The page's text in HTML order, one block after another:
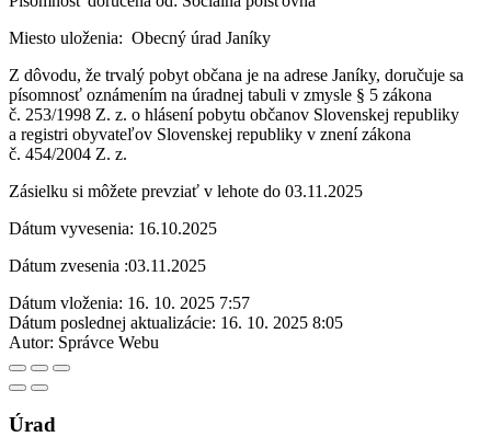
Miesto uloženia: Obecný úrad Janíky
Z dôvodu, že trvalý pobyt občana je na adrese Janíky, doručuje sa
písomnosť oznámením na úradnej tabuli v zmysle § 5 zákona
č. 253/1998 Z. z. o hlásení pobytu občanov Slovenskej republiky
a registri obyvateľov Slovenskej republiky v znení zákona
č. 454/2004 Z. z.
Zásielku si môžete prevziať v lehote do 03.11.2025
Dátum vyvesenia: 16.10.2025
Dátum zvesenia :03.11.2025
Dátum vloženia: 16. 10. 2025 7:57
Dátum poslednej aktualizácie: 16. 10. 2025 8:05
Autor: Správce Webu
Úrad